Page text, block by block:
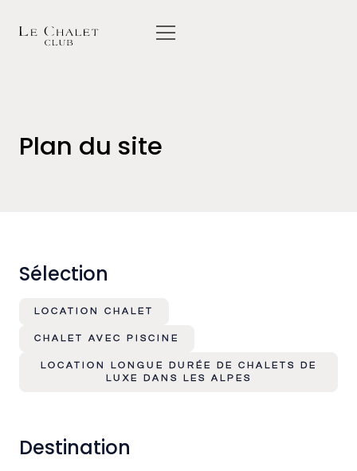
Plan du site
Sélection
LOCATION CHALET
CHALET AVEC PISCINE
LOCATION LONGUE DURÉE DE CHALETS DE
LUXE DANS LES ALPES
Destination